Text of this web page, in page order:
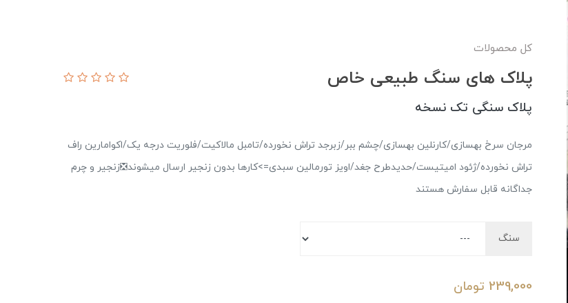
کل محصولات
پلاک های سنگ طبیعی خاص
پلاک سنگی تک نسخه
مرجان سرخ بهسازی/کارنلین بهسازی/چشم ببر/زبرجد تراش نخورده/تامبل مالاکیت/فلوریت درجه یک/اکوامارین راف
تراش نخورده/ژئود امیتیست/حدیدطرح جغد/اویز تورمالین سبدی=>کارها بدون زنجیر ارسال میشوند❎زنجیر و چرم
جداگانه قابل سفارش هستند
سنگ
239,000 تومان